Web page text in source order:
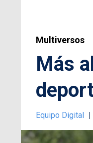
Multiversos
Más
Equipo Digital